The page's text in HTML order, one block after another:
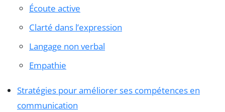
Écoute active
Clarté dans l’expression
Langage non verbal
Empathie
Stratégies pour améliorer ses compétences en
communication